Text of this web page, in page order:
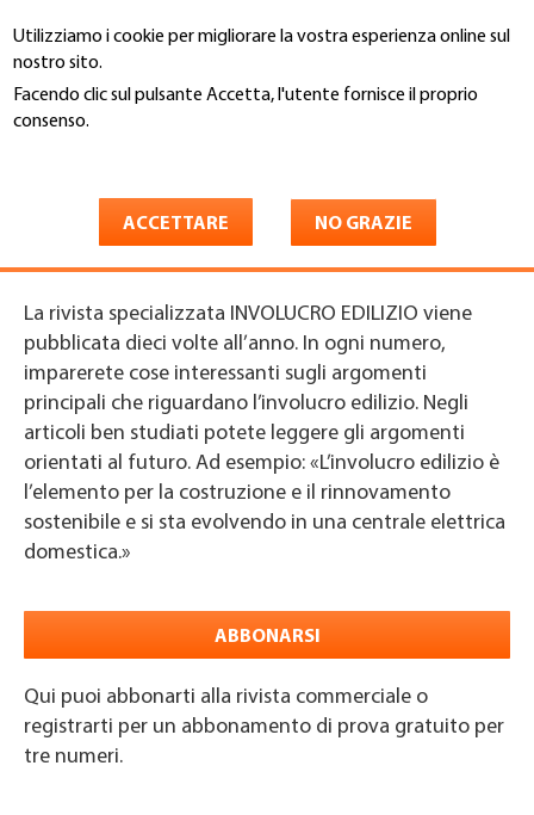
Utilizziamo i cookie per migliorare la vostra esperienza online sul
nostro sito.
Facendo clic sul pulsante Accetta, l'utente fornisce il proprio
consenso.
ACCETTARE NO GRAZIE
al
contenuto
principale
You
INVOLUCRO EDILIZIO
La rivista specializzata INVOLUCRO EDILIZIO viene
pubblicata dieci volte all’anno. In ogni numero,
imparerete cose interessanti sugli argomenti
principali che riguardano l’involucro edilizio. Negli
articoli ben studiati potete leggere gli argomenti
orientati al futuro. Ad esempio: «L’involucro edilizio è
l’elemento per la costruzione e il rinnovamento
sostenibile e si sta evolvendo in una centrale elettrica
domestica.»
ABBONARSI
Qui puoi abbonarti alla rivista commerciale o
registrarti per un abbonamento di prova gratuito per
tre numeri.